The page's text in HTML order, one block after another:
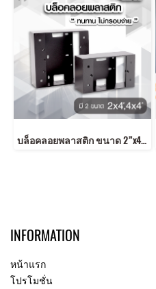
บล็อคลอยพลาสติก ขนาด 2”x4”,4”x4” สีดำ
INFORMATION
หน้าแรก
โปรโมชั่น